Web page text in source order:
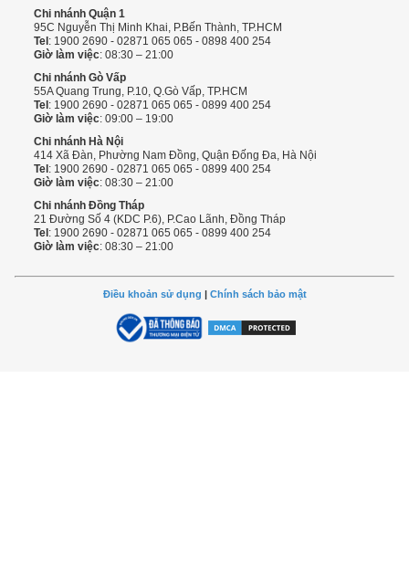
Chi nhánh Quận 1
95C Nguyễn Thị Minh Khai, P.Bến Thành, TP.HCM
Tel: 1900 2690 - 02871 065 065 - 0898 400 254
Giờ làm việc: 08:30 – 21:00
Chi nhánh Gò Vấp
55A Quang Trung, P.10, Q.Gò Vấp, TP.HCM
Tel: 1900 2690 - 02871 065 065 - 0899 400 254
Giờ làm việc: 09:00 – 19:00
Chi nhánh Hà Nội
414 Xã Đàn, Phường Nam Đồng, Quận Đống Đa, Hà Nội
Tel: 1900 2690 - 02871 065 065 - 0899 400 254
Giờ làm việc: 08:30 – 21:00
Chi nhánh Đồng Tháp
21 Đường Số 4 (KDC P.6), P.Cao Lãnh, Đồng Tháp
Tel: 1900 2690 - 02871 065 065 - 0899 400 254
Giờ làm việc: 08:30 – 21:00
Điều khoản sử dụng | Chính sách bảo mật